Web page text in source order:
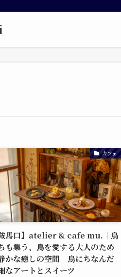
カフェ
鞍馬口】atelier & cafe mu.｜鳥
も集う、鳥を愛する大人のため
かな癒しの空間 鳥にちなんだ
なアートとスイーツ